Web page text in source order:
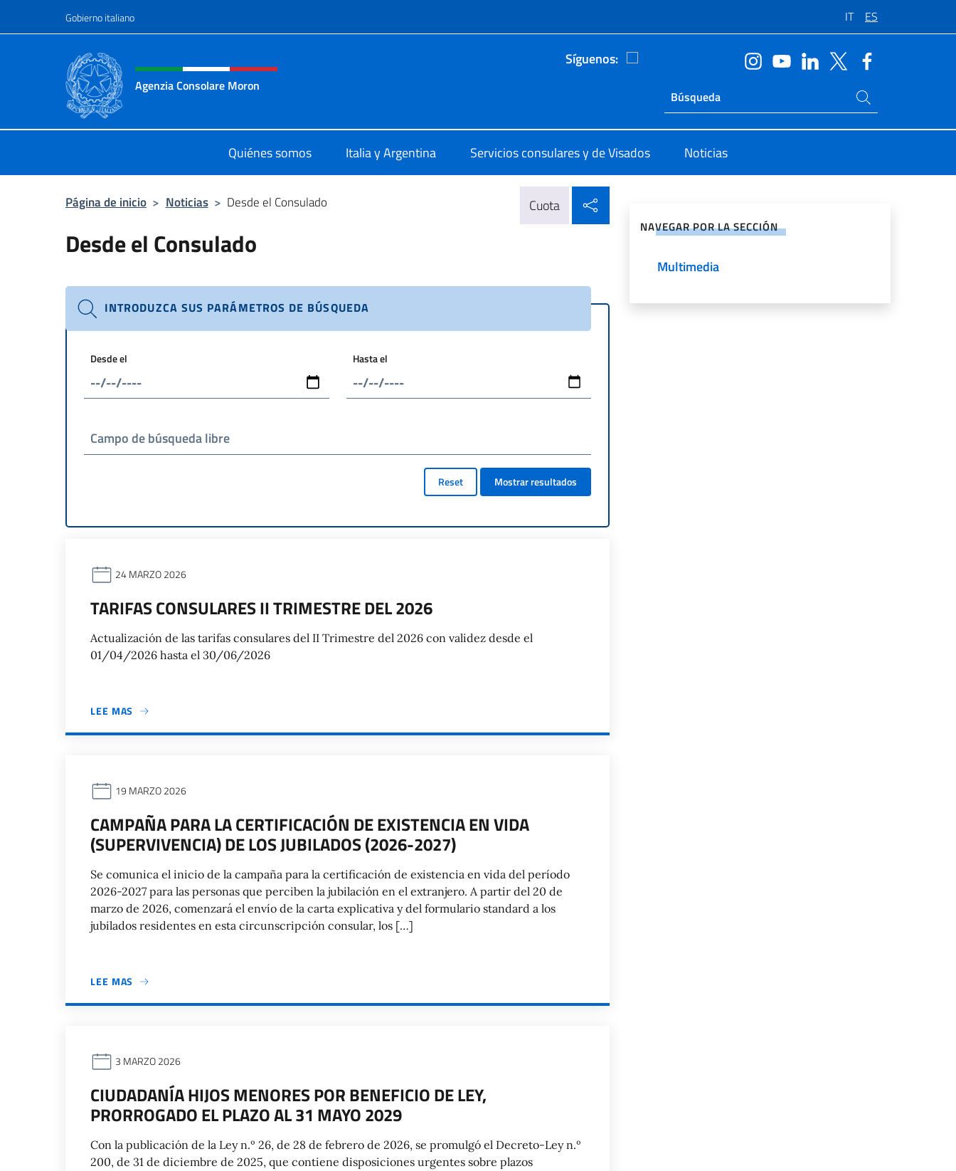
Gobierno italiano IT ES
Encabezado del sitio web, redes sociales y menú
Agenzia Consolare Moron
Síguenos:
Ricerca sito live
Buscar en el sitio
Quiénes somos Italia y Argentina Servicios consulares y de Visados Noticias
Página de inicio > Noticias > Desde el Consulado Cuota
Desde el Consulado
INTRODUZCA SUS PARÁMETROS DE BÚSQUEDA
Desde el Hasta el
Campo de búsqueda libre
Reset Mostrar resultados
24 MARZO 2026
TARIFAS CONSULARES II TRIMESTRE DEL 2026
Actualización de las tarifas consulares del II Trimestre del 2026 con validez desde el
01/04/2026 hasta el 30/06/2026
LEE MAS
19 MARZO 2026
CAMPAÑA PARA LA CERTIFICACIÓN DE EXISTENCIA EN VIDA
(SUPERVIVENCIA) DE LOS JUBILADOS (2026-2027)
Se comunica el inicio de la campaña para la certificación de existencia en vida del período
2026-2027 para las personas que perciben la jubilación en el extranjero. A partir del 20 de
marzo de 2026, comenzará el envío de la carta explicativa y del formulario standard a los
jubilados residentes en esta circunscripción consular, los […]
LEE MAS
3 MARZO 2026
CIUDADANÍA HIJOS MENORES POR BENEFICIO DE LEY,
PRORROGADO EL PLAZO AL 31 MAYO 2029
Con la publicación de la Ley n.º 26, de 28 de febrero de 2026, se promulgó el Decreto-Ley n.º
200, de 31 de diciembre de 2025, que contiene disposiciones urgentes sobre plazos
NAVEGAR POR LA SECCIÓN
Multimedia